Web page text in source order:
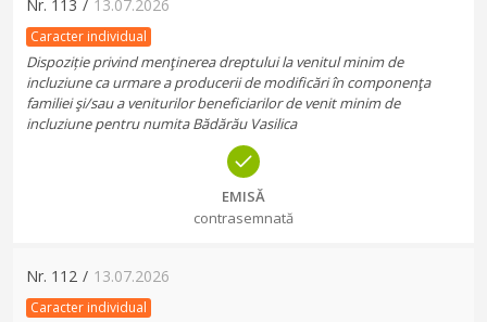
Nr. 113 / 13.07.2026
Caracter individual
Dispoziție privind menţinerea dreptului la venitul minim de
incluziune ca urmare a producerii de modificări în componenţa
familiei şi/sau a veniturilor beneficiarilor de venit minim de
incluziune pentru numita Bădărău Vasilica
EMISĂ
contrasemnată
Nr. 112 / 13.07.2026
Caracter individual